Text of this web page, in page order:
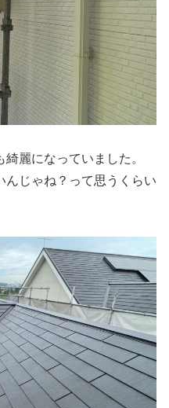
麗になっていました。
んじゃね？って思うくらい